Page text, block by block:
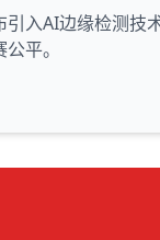
引入AI边缘检测技
平。